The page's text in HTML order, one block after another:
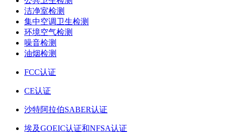
洁净室检测
集中空调卫生检测
环境空气检测
噪音检测
油烟检测
FCC认证
CE认证
沙特阿拉伯SABER认证
埃及GOEIC认证和NFSA认证